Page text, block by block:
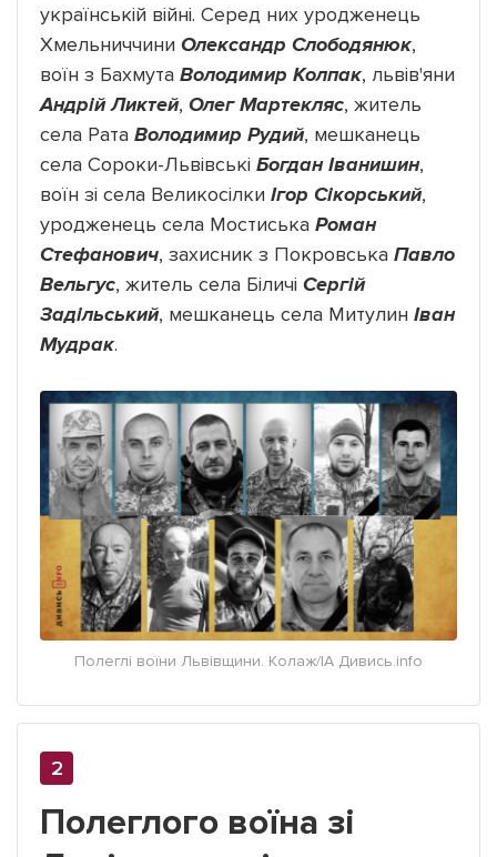
українській війні. Серед них уродженець
Хмельниччини Олександр Слободянюк,
воїн з Бахмута Володимир Колпак, львів'яни
Андрій Ликтей, Олег Мартекляс, житель
села Рата Володимир Рудий, мешканець
села Сороки-Львівські Богдан Іванишин,
воїн зі села Великосілки Ігор Сікорський,
уродженець села Мостиська Роман
Стефанович, захисник з Покровська Павло
Вельгус, житель села Біличі Сергій
Задільський, мешканець села Митулин Іван
Мудрак.
Полеглі воїни Львівщини. Колаж/ІА Дивись.info
Полеглого воїна зі